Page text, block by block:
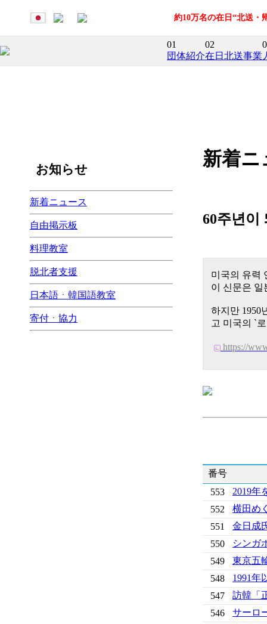
約10万名の在日“北送・
01
団体紹介
02
在日北送事業
お知らせ
新着ニュース
自由掲示板
料理教室
脱北者支援
日本語ㆍ韓国語教室
寄付ㆍ協力
新着ニ
60주년이
미국의 유력
이 신문은 일
하지만 1950
고 미국의 `
https://
番号
553
2019年
552
横田め
551
金日成
550
シンガ
549
東京五
548
1991年
547
訪韓「
546
サーロ